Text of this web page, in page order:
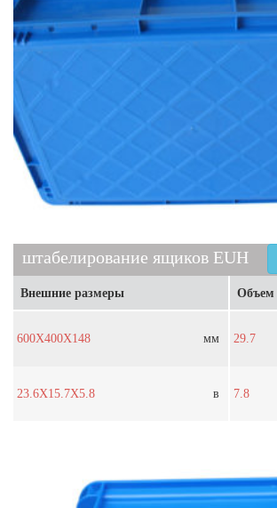
штабелирование ящиков EUH
Внешние размеры
600X400X148 мм
23.6X15.7X5.8 в
Объем
29.7
7.8